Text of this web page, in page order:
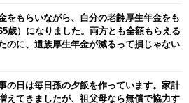
をもらいながら、自分の老齢厚生年金をも
歳）になりました。両方とも全額もらえる
のに、遺族厚生年金が減るって損じゃない
の日は毎日孫の夕飯を作っています。家計
えてきましたが、祖父母なら無償で協力す